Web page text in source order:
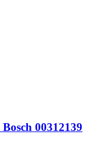
Bosch 00312139